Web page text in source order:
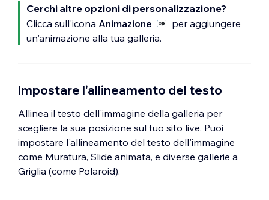
Cerchi altre opzioni di personalizzazione?
Clicca sull'icona Animazione
per aggiungere
un'animazione alla tua galleria.
Impostare l'allineamento del testo
Allinea il testo dell'immagine della galleria per
scegliere la sua posizione sul tuo sito live. Puoi
impostare l'allineamento del testo dell'immagine
come Muratura, Slide animata, e diverse gallerie a
Griglia (come Polaroid).